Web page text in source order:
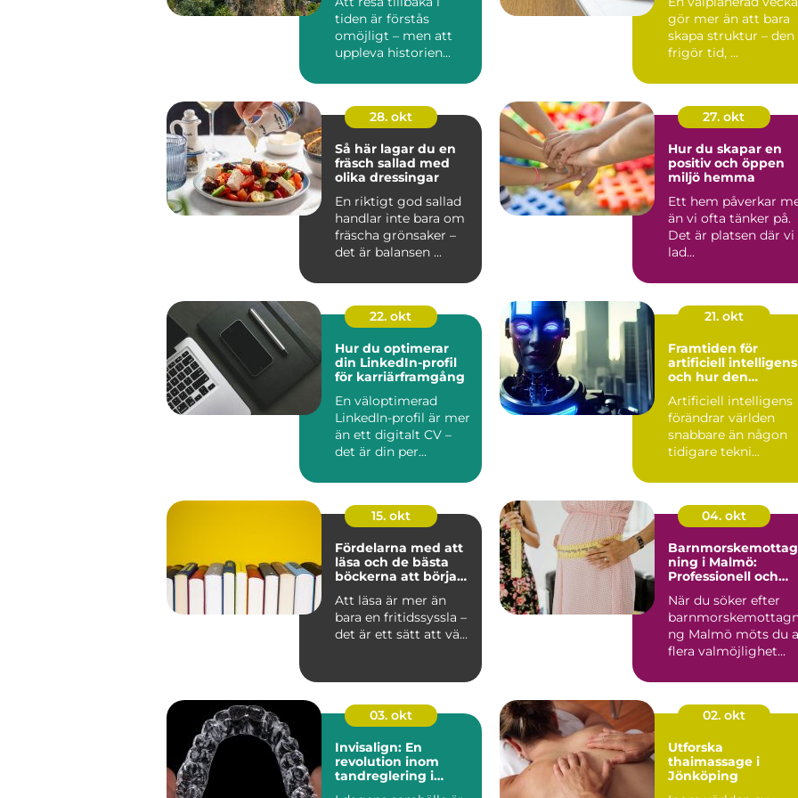
tiden är förstås
omöjligt – men att
uppleva historien...
gör mer än att bara
skapa struktur – den
frigör tid, ...
28. okt
Så här lagar du en
fräsch sallad med
olika dressingar
En riktigt god sallad
handlar inte bara om
fräscha grönsaker –
det är balansen ...
27. okt
Hur du skapar en
positiv och öppen
miljö hemma
Ett hem påverkar
än vi ofta tänker på.
Det är platsen där vi
lad...
22. okt
Hur du optimerar
din LinkedIn-profil
för karriärframgång
En väloptimerad
LinkedIn-profil är mer
än ett digitalt CV –
det är din per...
21. okt
Framtiden för
artificiell intelligens
och hur den
Artificiell intelligens
förändrar världen
snabbare än någon
tidigare tekni...
15. okt
Fördelarna med att
läsa och de bästa
böckerna att börja
Att läsa är mer än
bara en fritidssyssla –
det är ett sätt att vä...
04. okt
Barnmorskemottag
ning i Malmö:
Professionell och
När du söker efter
ng Malmö möts du
flera valmöjlighet...
03. okt
Invisalign: En
revolution inom
tandreglering i
02. okt
Utforska
thaimassage i
Jönköping